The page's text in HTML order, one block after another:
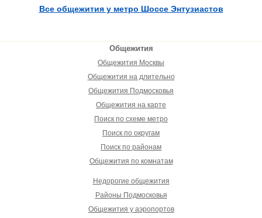
Все общежития у метро Шоссе Энтузиастов
Общежития
Общежития Москвы
Общежития на длительно
Общежития Подмосковья
Общежития на карте
Поиск по схеме метро
Поиск по округам
Поиск по районам
Общежития по комнатам
Недорогие общежития
Районы Подмосковья
Общежития у аэропортов